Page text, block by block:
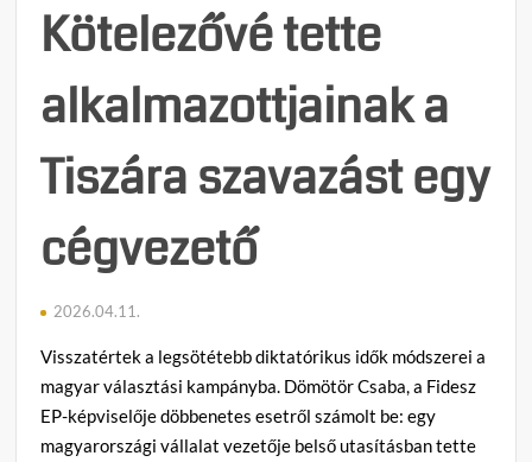
Kötelezővé tette
alkalmazottjainak a
Tiszára szavazást egy
cégvezető
2026.04.11.
Visszatértek a legsötétebb diktatórikus idők módszerei a
magyar választási kampányba. Dömötör Csaba, a Fidesz
EP-képviselője döbbenetes esetről számolt be: egy
magyarországi vállalat vezetője belső utasításban tette